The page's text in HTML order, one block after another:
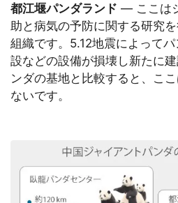
都江堰パンダランド — ここは
助と病気の予防に関する研究
組織です。5.12地震によって
設などの設備が損壊し新たに
ンダの基地と比較すると、こ
ないです。